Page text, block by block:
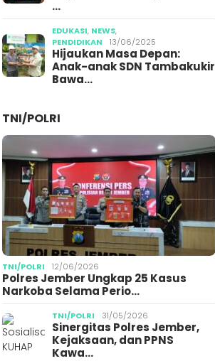
…
EDUKASI, NEWS,
PENDIDIKAN
13/06/2025
Hijaukan Masa Depan:
Anak-anak SDN Tambakukir
Bawa…
TNI/POLRI
TNI/POLRI 12/06/2026
Polres Jember Ungkap 25 Kasus
Narkoba Selama Perio…
TNI/POLRI 31/05/2026
Sinergitas Polres Jember,
Kejaksaan, dan PPNS
Kawa…